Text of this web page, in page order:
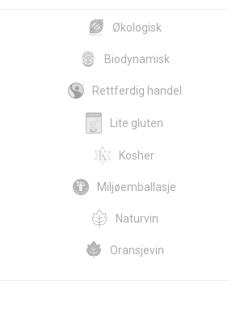
Økologisk
Biodynamisk
Rettferdig handel
Lite gluten
Kosher
Miljøemballasje
Naturvin
Oransjevin